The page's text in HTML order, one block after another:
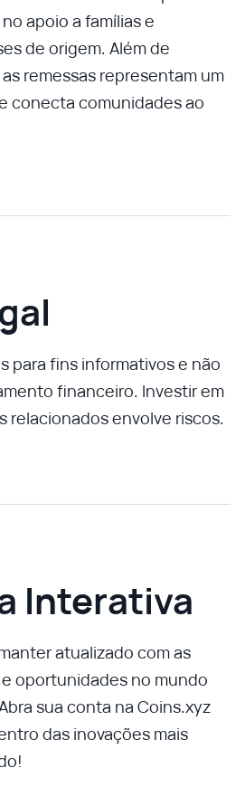
apoio a famílias e
de origem. Além de
remessas representam um
conecta comunidades ao
para fins informativos e não
financeiro. Investir em
relacionados envolve riscos.
Interativa
atualizado com as
oportunidades no mundo
sua conta na Coins.xyz
das inovações mais